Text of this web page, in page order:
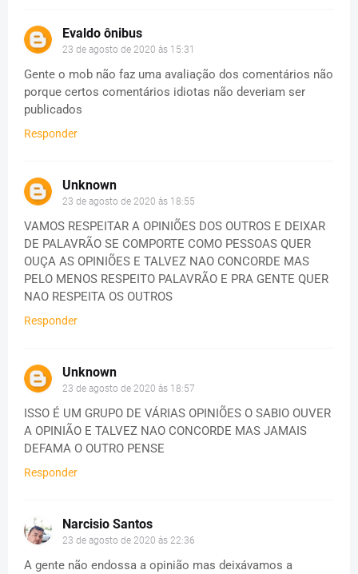
Evaldo ônibus
23 de agosto de 2020 às 15:31
Gente o mob não faz uma avaliação dos comentários não
porque certos comentários idiotas não deveriam ser
publicados
Responder
Unknown
23 de agosto de 2020 às 18:55
VAMOS RESPEITAR A OPINIÕES DOS OUTROS E DEIXAR
DE PALAVRÃO SE COMPORTE COMO PESSOAS QUER
OUÇA AS OPINIÕES E TALVEZ NAO CONCORDE MAS
PELO MENOS RESPEITO PALAVRÃO E PRA GENTE QUER
NAO RESPEITA OS OUTROS
Responder
Unknown
23 de agosto de 2020 às 18:57
ISSO É UM GRUPO DE VÁRIAS OPINIÕES O SABIO OUVER
A OPINIÃO E TALVEZ NAO CONCORDE MAS JAMAIS
DEFAMA O OUTRO PENSE
Responder
Narcisio Santos
23 de agosto de 2020 às 22:36
A gente não endossa a opinião mas deixávamos a